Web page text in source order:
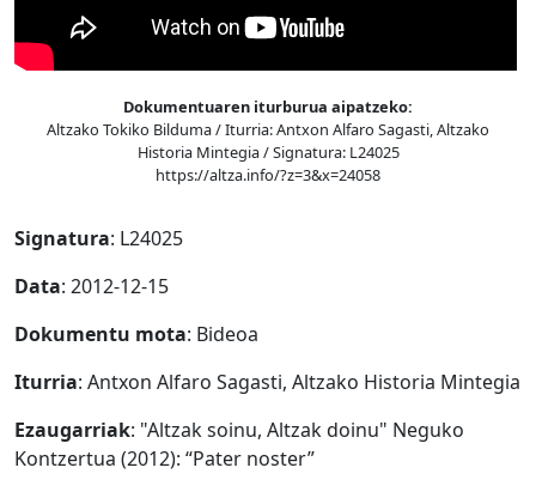
Dokumentuaren iturburua aipatzeko:
Altzako Tokiko Bilduma / Iturria: Antxon Alfaro Sagasti, Altzako
Historia Mintegia / Signatura: L24025
https://altza.info/?z=3&x=24058
Signatura: L24025
Data: 2012-12-15
Dokumentu mota: Bideoa
Iturria: Antxon Alfaro Sagasti, Altzako Historia Mintegia
Ezaugarriak: "Altzak soinu, Altzak doinu" Neguko
Kontzertua (2012): “Pater noster”